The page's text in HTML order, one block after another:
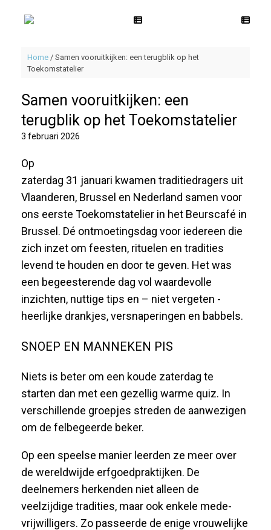
Home/ Samen vooruitkijken: een terugblik op het
Toekomstatelier
Samen vooruitkijken: een
terugblik op het Toekomstatelier
3 februari 2026
Op
zaterdag 31 januari kwamen traditiedragers uit
Vlaanderen, Brussel en Nederland samen voor
ons eerste Toekomstatelier in het Beurscafé in
Brussel. Dé ontmoetingsdag voor iedereen die
zich inzet om feesten, rituelen en tradities
levend te houden en door te geven. Het was
een begeesterende dag vol waardevolle
inzichten, nuttige tips en – niet vergeten -
heerlijke drankjes, versnaperingen en babbels.
SNOEP EN MANNEKEN PIS
Niets is beter om een koude zaterdag te
starten dan met een gezellig warme quiz. In
verschillende groepjes streden de aanwezigen
om de felbegeerde beker.
Op een speelse manier leerden ze meer over
de wereldwijde erfgoedpraktijken. De
deelnemers herkenden niet alleen de
veelzijdige tradities, maar ook enkele mede-
vrijwilligers. Zo passeerde de enige vrouwelijke